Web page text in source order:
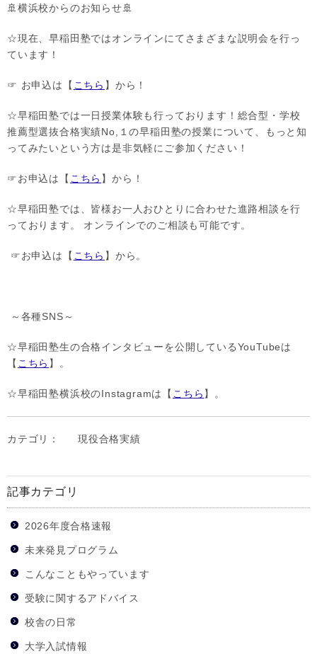
🚢横浜校からのお知らせ🚢
☆現在、早稲田塾ではオンラインにてさまざまな説明会を行っ
ています！
☞ お申込は【 こちら 】から！
☆早稲田塾では一日授業体験も行っております！総合型・学校
推薦型選抜合格実績No,１の早稲田塾の授業について、もっと知
ってみたいという方は是非気軽にご参加ください！
☞お申込は【 こちら 】から！
☆早稲田塾では、皆様お一人おひとりに合わせた進路相談を行
っております。 オンラインでのご相談も可能です。
☞お申込は【 こちら 】から。
～各種SNS～
☆早稲田塾生の合格インタビューを公開しているYouTubeは
【 こちら 】。
☆早稲田塾横浜校のInstagramは【 こちら 】。
カテゴリ： 現役合格実績
記事カテゴリ
2026年度合格速報
未来発見プログラム
こんなこともやっています
受験に関するアドバイス
校舎の日常
大学入試情報